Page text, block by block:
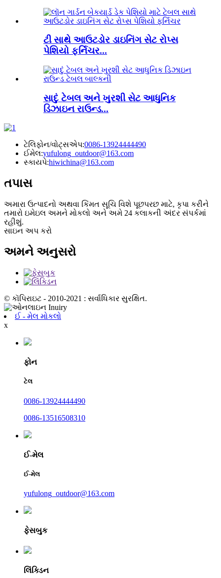
ટી સાથે આઉટડોર ડાઇનિંગ સેટ રોપ્સ
પેશિયો ફર્નિચર...
સાદું ટેબલ અને ખુરશી સેટ આધુનિક
ડિઝાઇન રાઉન્ડ...
ટેલિફોન/વોટ્સએપ:0086-13924444490
ઈમેલ:yufulong_outdoor@163.com
સ્કાયપે:hiwichina@163.com
તપાસ
અમારા ઉત્પાદનો અથવા કિંમત સૂચિ વિશે પૂછપરછ માટે, કૃપા કરીને
તમારો ઇમેઇલ અમને મોકલો અને અમે 24 કલાકની અંદર સંપર્કમાં
રહીશું.
સાઇન અપ કરો
અમને અનુસરો
© કૉપિરાઇટ - 2010-2021 : સર્વાધિકાર સુરક્ષિત.
ઈ - મેલ મોકલો
x
ફોન
ટેલ
0086-13924444490
0086-13516508310
ઈ-મેલ
ઈ-મેલ
yufulong_outdoor@163.com
ફેસબુક
લિંક્ડિન